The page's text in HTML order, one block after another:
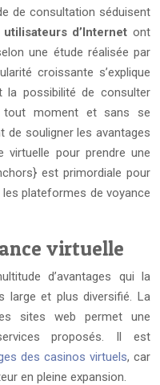
de consultation séduisent
utilisateurs d’Internetont
une étude réalisée par
croissante s’explique
la possibilité de consulter
moment et sans se
de souligner les avantages
virtuelle pour prendre une
est primordiale pour
plateformes de voyance
virtuelle
d’avantages qui la
large et plus diversifié. La
sites web permet une
proposés. Il est
des casinos virtuels, car
en pleine expansion.